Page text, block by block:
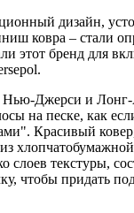
дизайн,
ковра – стали
этот бренд для
Нью-Джерси и
на песке, как
Красивый
слоев текстуры,
чтобы придать